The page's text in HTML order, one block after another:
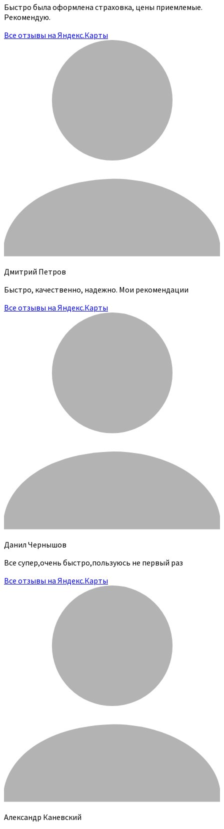
Быстро была оформлена страховка, цены приемлемые.
Рекомендую.
Все отзывы на Яндекс.Карты
Дмитрий Петров
Быстро, качественно, надежно. Мои рекомендации
Все отзывы на Яндекс.Карты
Данил Чернышов
Все супер,очень быстро,пользуюсь не первый раз
Все отзывы на Яндекс.Карты
Александр Каневский